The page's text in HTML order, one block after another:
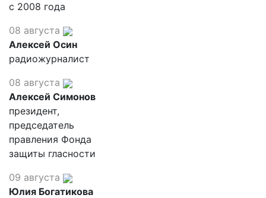
с 2008 года
08 августа
Алексей Осин
радиожурналист
08 августа
Алексей Симонов
президент,
председатель
правления Фонда
защиты гласности
09 августа
Юлия Богатикова